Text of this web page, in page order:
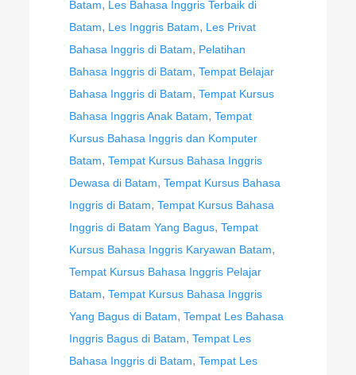
Batam, Les Bahasa Inggris Terbaik di
Batam, Les Inggris Batam, Les Privat
Bahasa Inggris di Batam, Pelatihan
Bahasa Inggris di Batam,Tempat Belajar
Bahasa Inggris di Batam,Tempat Kursus
Bahasa Inggris Anak Batam,Tempat
Kursus Bahasa Inggris dan Komputer
Batam,Tempat Kursus Bahasa Inggris
Dewasa di Batam,Tempat Kursus Bahasa
Inggris di Batam,Tempat Kursus Bahasa
Inggris di Batam Yang Bagus,Tempat
Kursus Bahasa Inggris Karyawan Batam,
Tempat Kursus Bahasa Inggris Pelajar
Batam,Tempat Kursus Bahasa Inggris
Yang Bagus di Batam,Tempat Les Bahasa
Inggris Bagus di Batam,Tempat Les
Bahasa Inggris di Batam,Tempat Les